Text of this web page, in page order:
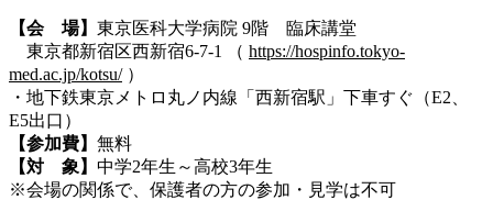
【会 場】 東京医科大学病院 9階 臨床講堂
東京都新宿区西新宿6-7-1 （ https://hospinfo.tokyo-
med.ac.jp/kotsu/）
・地下鉄東京メトロ丸ノ内線「西新宿駅」下車すぐ（E2、
E5出口）
【参加費】 無料
【対 象】 中学2年生～高校3年生
※会場の関係で、保護者の方の参加・見学は不可